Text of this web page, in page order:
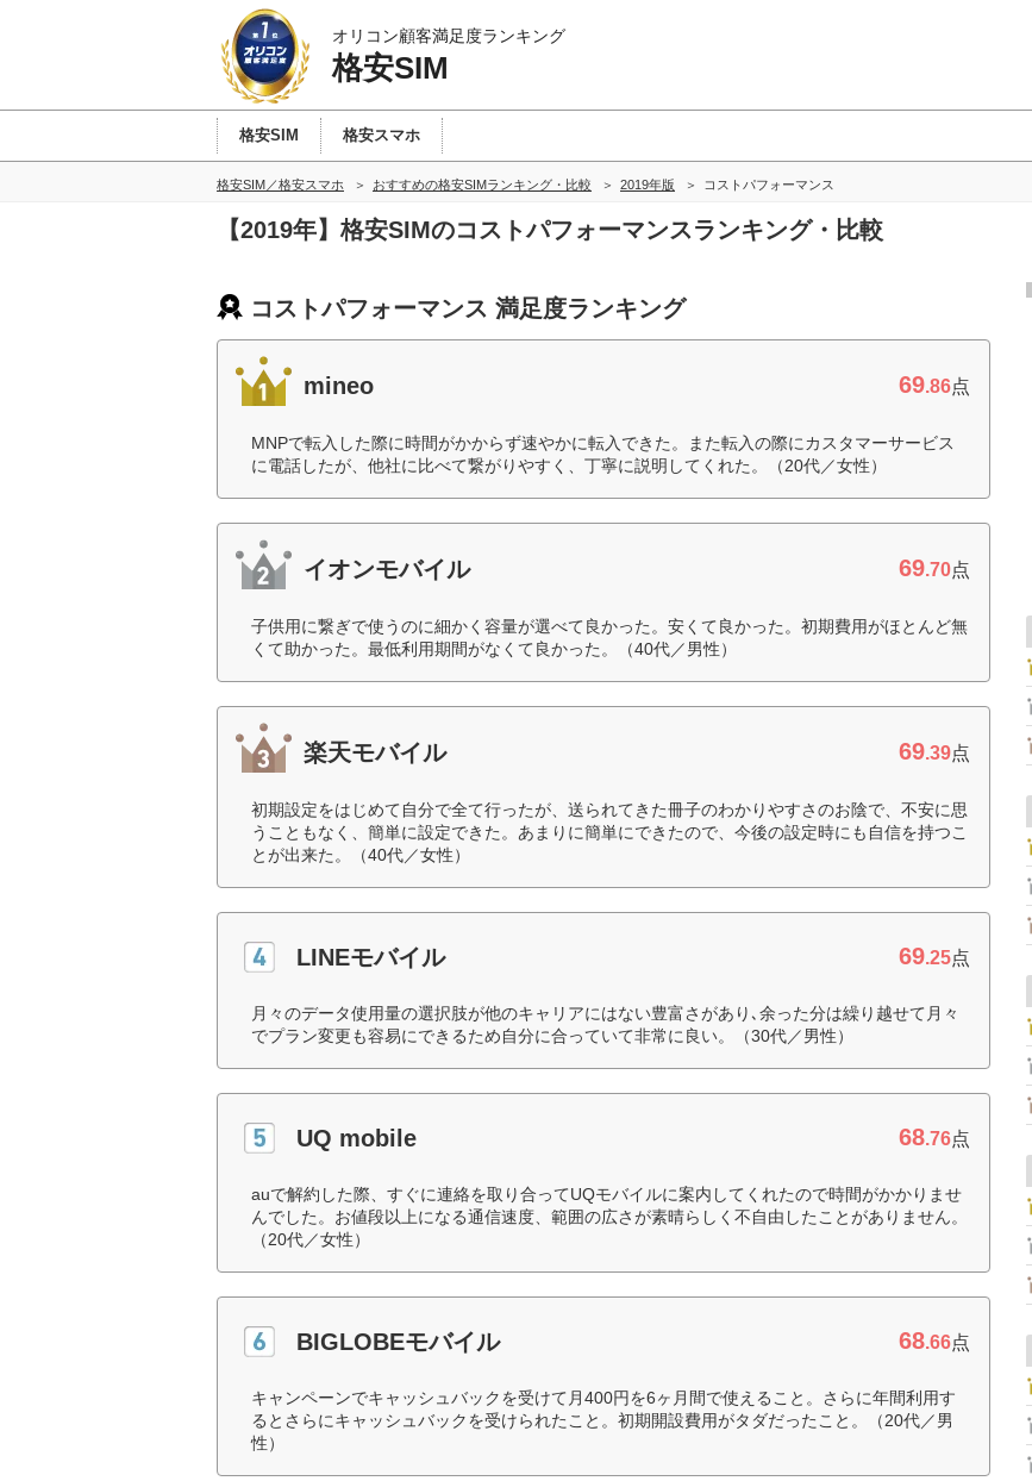
オリコン顧客満足度ランキング
格安SIM
格安SIM 格安スマホ
格安SIM／格安スマホ おすすめの格安SIMランキング・比較 2019年版 コストパフォーマンス
【2019年】格安SIMのコストパフォーマンスランキング・比較
コストパフォーマンス 満足度ランキング
mineo 69.86点
MNPで転入した際に時間がかからず速やかに転入できた。また転入の際にカスタマーサービス
に電話したが、他社に比べて繋がりやすく、丁寧に説明してくれた。（20代／女性）
イオンモバイル 69.70点
子供用に繋ぎで使うのに細かく容量が選べて良かった。安くて良かった。初期費用がほとんど無
くて助かった。最低利用期間がなくて良かった。（40代／男性）
楽天モバイル 69.39点
初期設定をはじめて自分で全て行ったが、送られてきた冊子のわかりやすさのお陰で、不安に思
うこともなく、簡単に設定できた。あまりに簡単にできたので、今後の設定時にも自信を持つこ
とが出来た。（40代／女性）
LINEモバイル 69.25点
月々のデータ使用量の選択肢が他のキャリアにはない豊富さがあり､余った分は繰り越せて月々
でプラン変更も容易にできるため自分に合っていて非常に良い。（30代／男性）
UQ mobile 68.76点
auで解約した際、すぐに連絡を取り合ってUQモバイルに案内してくれたので時間がかかりませ
んでした。お値段以上になる通信速度、範囲の広さが素晴らしく不自由したことがありません。
（20代／女性）
BIGLOBEモバイル 68.66点
キャンペーンでキャッシュバックを受けて月400円を6ヶ月間で使えること。さらに年間利用す
るとさらにキャッシュバックを受けられたこと。初期開設費用がタダだったこと。（20代／男
性）